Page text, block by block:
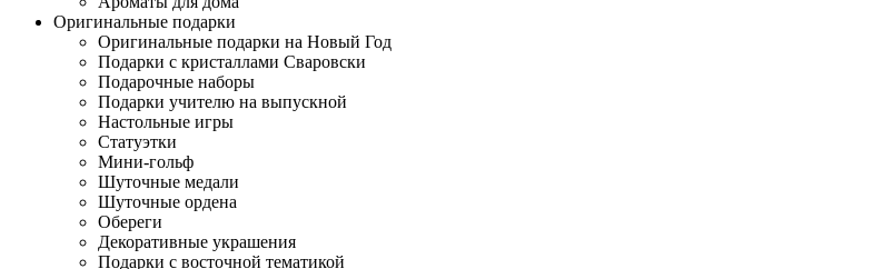
Оригинальные подарки
Оригинальные подарки на Новый Год
Подарки с кристаллами Сваровски
Подарочные наборы
Подарки учителю на выпускной
Настольные игры
Статуэтки
Мини-гольф
Шуточные медали
Шуточные ордена
Обереги
Декоративные украшения
Подарки с восточной тематикой